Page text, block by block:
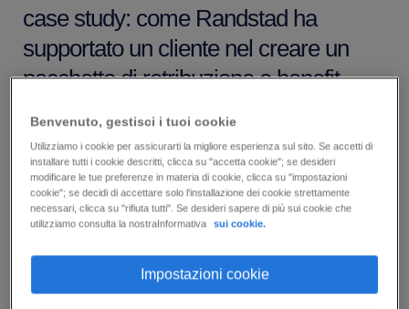
case study: come Randstad ha
supportato un cliente nel creare un
pacchetto di retribuzione e benefit
L'attuale mercato del lavoro altamente dinamico,
unito alle crescenti preoccupazioni per l'inflazione
e alle richieste dei lavoratori, sta generando una
In qualità di esperti nel settore siamo in grado di
Benvenuto, gestisci i tuoi cookie
Utilizziamo i cookie per assicurarti la migliore esperienza sul sito. Se accetti di
installare tutti i cookie descritti, clicca su "accetta cookie"; se desideri
modificare le tue preferenze in materia di cookie, clicca su "impostazioni
cookie"; se decidi di accettare solo l'installazione dei cookie strettamente
necessari, clicca su "rifiuta tutti". Se desideri sapere di più sui cookie che
utilizziamo consulta la nostraInformativa
sui cookie.
Impostazioni cookie